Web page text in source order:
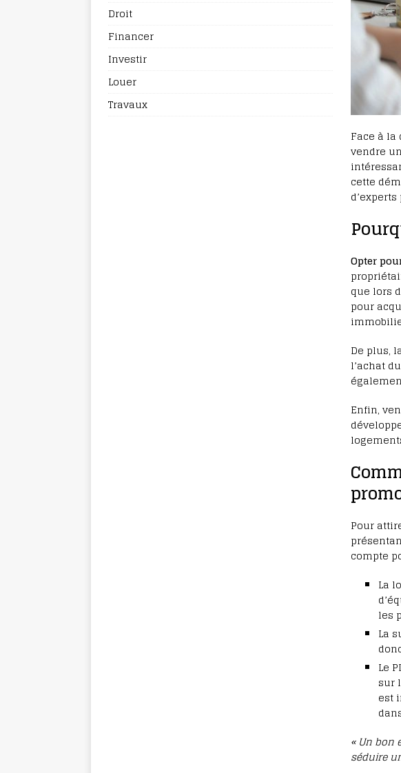
Face à
vendre
cette
Opter
que lors
pour
De plus,
l’achat
Enfin,
Pour
compte
La
les
La
Le
sur
est
« Un bon
séduire
Droit
Financer
Investir
Louer
Travaux